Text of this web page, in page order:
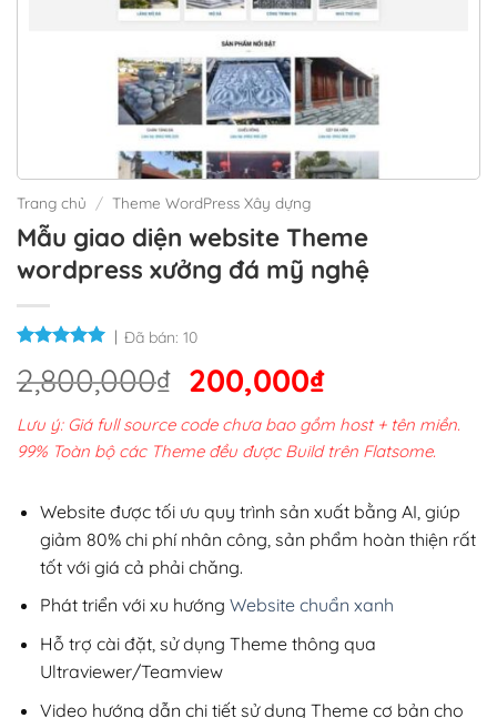
Trang chủ / Theme WordPress Xây dựng
Mẫu giao diện website Theme
wordpress xưởng đá mỹ nghệ
Đã bán: 10
2,800,000₫ Giá
gốc
là:
2,800,000₫.
200,000₫Giá
hiện
tại
200,000₫.
Lưu ý: Giá full source code chưa bao gồm host + tên miền.
99% Toàn bộ các Theme đều được Build trên Flatsome.
Website được tối ưu quy trình sản xuất bằng AI, giúp
giảm 80% chi phí nhân công, sản phẩm hoàn thiện rất
tốt với giá cả phải chăng.
Phát triển với xu hướng Website chuẩn xanh
Hỗ trợ cài đặt, sử dụng Theme thông qua
Ultraviewer/Teamview
Video hướng dẫn chi tiết sử dụng Theme cơ bản cho